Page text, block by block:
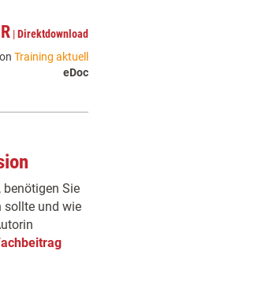
|Direktdownload
Training aktuell
eDoc
Sie
sollte und wie